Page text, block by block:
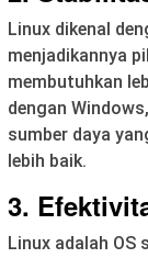
Linux dikenal
menjadikannya
membutuhkan
dengan
sumber daya
lebih baik.
3.
Linux adalah